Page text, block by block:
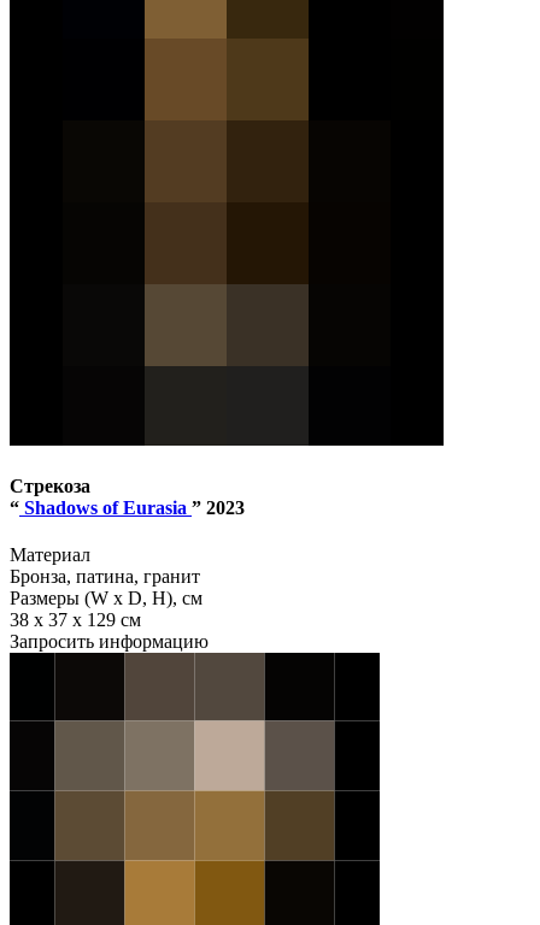
Стрекоза
“ Shadows of Eurasia ” 2023
Материал
Бронза, патина, гранит
Размеры (W x D, H), см
38 x 37 x 129 см
Запросить информацию